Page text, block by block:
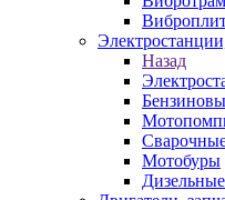
Назад
Мотобуры